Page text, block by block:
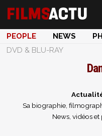
PEOPLE NEWS
DVD & BLU-RAY
Sa biographie,
News, vidéos et